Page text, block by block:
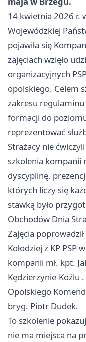
14 kwietnia 2026 r.
Wojewódzkiej
pojawiła się
zajęciach wzięło
organizacyjnych
opolskiego. Celem
zakresu
formacji do
reprezentować
Strażacy nie
szkolenia kompanii
dyscyplinę,
których liczy się
stawką było
Obchodów Dnia
Zajęcia
Kołodziej z KP PSP
kompanii mł. kpt.
Kędzierzynie-Koźlu .
Opolskiego
bryg. Piotr Dudek.
To szkolenie
nie ma miejsca na